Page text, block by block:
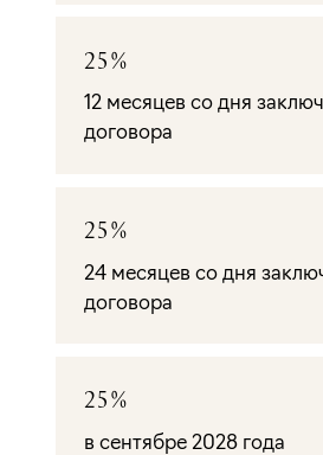
25%
12 месяцев со дня
договора
25%
24 месяцев со дня
договора
25%
в сентябре 2028 года